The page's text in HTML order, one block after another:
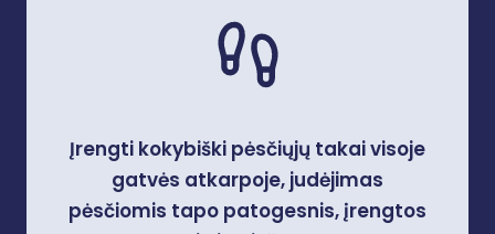
Įrengti kokybiški pėsčiųjų takai visoje
gatvės atkarpoje, judėjimas
pėsčiomis tapo patogesnis, įrengtos